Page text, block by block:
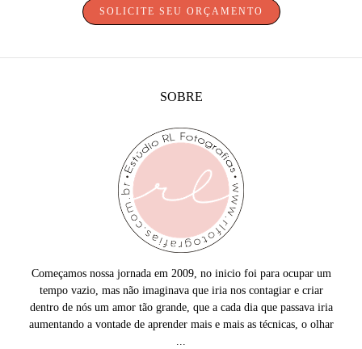
SOLICITE SEU ORÇAMENTO
SOBRE
Começamos nossa jornada em 2009, no inicio foi para ocupar um
tempo vazio, mas não imaginava que iria nos contagiar e criar
dentro de nós um amor tão grande, que a cada dia que passava iria
aumentando a vontade de aprender mais e mais as técnicas, o olhar
...